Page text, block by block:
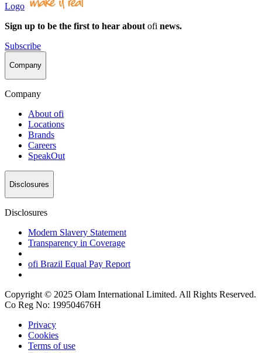
Logo
Sign up to be the first to hear about ofi news.
Subscribe
Company
Company
About ofi
Locations
Brands
Careers
SpeakOut
Disclosures
Disclosures
Modern Slavery Statement
Transparency in Coverage
ofi Brazil Equal Pay Report
Copyright © 2025 Olam International Limited. All Rights Reserved.
Co Reg No: 199504676H
Privacy
Cookies
Terms of use